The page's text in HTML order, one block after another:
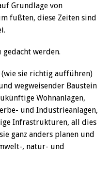
Grundlage von
fußten, diese Zeiten sind
gedacht werden.
sie richtig aufführen)
wegweisender Baustein
Wohnanlagen,
und Industrieanlagen,
Infrastrukturen, all dies
ganz anders planen und
, natur- und